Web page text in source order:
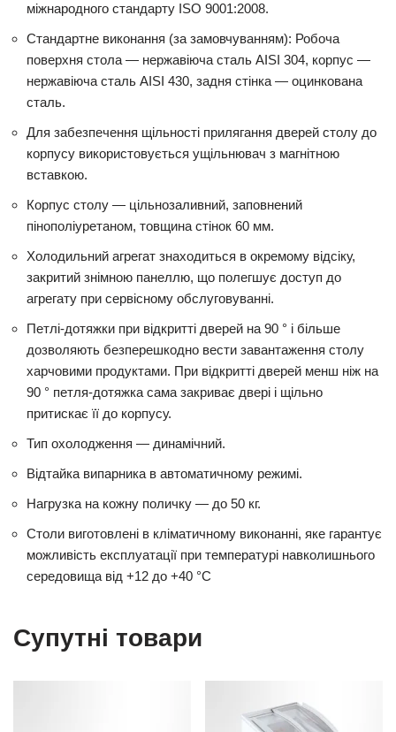
міжнародного стандарту ISO 9001:2008.
Стандартне виконання (за замовчуванням): Робоча
поверхня стола — нержавіюча сталь AISI 304, корпус —
нержавіюча сталь AISI 430, задня стінка — оцинкована
сталь.
Для забезпечення щільності прилягання дверей столу до
корпусу використовується ущільнювач з магнітною
вставкою.
Корпус столу — цільнозаливний, заповнений
пінополіуретаном, товщина стінок 60 мм.
Холодильний агрегат знаходиться в окремому відсіку,
закритий знімною панеллю, що полегшує доступ до
агрегату при сервісному обслуговуванні.
Петлі-дотяжки при відкритті дверей на 90 ° і більше
дозволяють безперешкодно вести завантаження столу
харчовими продуктами. При відкритті дверей менш ніж на
90 ° петля-дотяжка сама закриває двері і щільно
притискає її до корпусу.
Тип охолодження — динамічний.
Відтайка випарника в автоматичному режимі.
Нагрузка на кожну поличку — до 50 кг.
Столи виготовлені в кліматичному виконанні, яке гарантує
можливість експлуатації при температурі навколишнього
середовища від +12 до +40 °С
Супутні товари